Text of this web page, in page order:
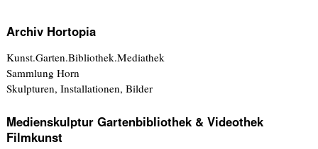
Archiv Hortopia
Kunst.Garten.Bibliothek.Mediathek
Sammlung Horn
Skulpturen, Installationen, Bilder
Medienskulptur Gartenbibliothek & Videothek
Filmkunst